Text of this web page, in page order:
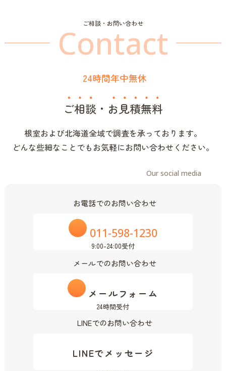
ご相談・お問い合わせ
Contact
24時間年中無休
ご相談 ・ お見積無料
根室および北海道全域で調査を承っております。
どんな些細なことでもお気軽にお問い合わせください。
Our social media
お電話でのお問い合わせ
011-598-1230
9:00-24:00受付
メールでのお問い合わせ
メールフォーム
24時間受付
LINEでのお問い合わせ
LINEでメッセージ